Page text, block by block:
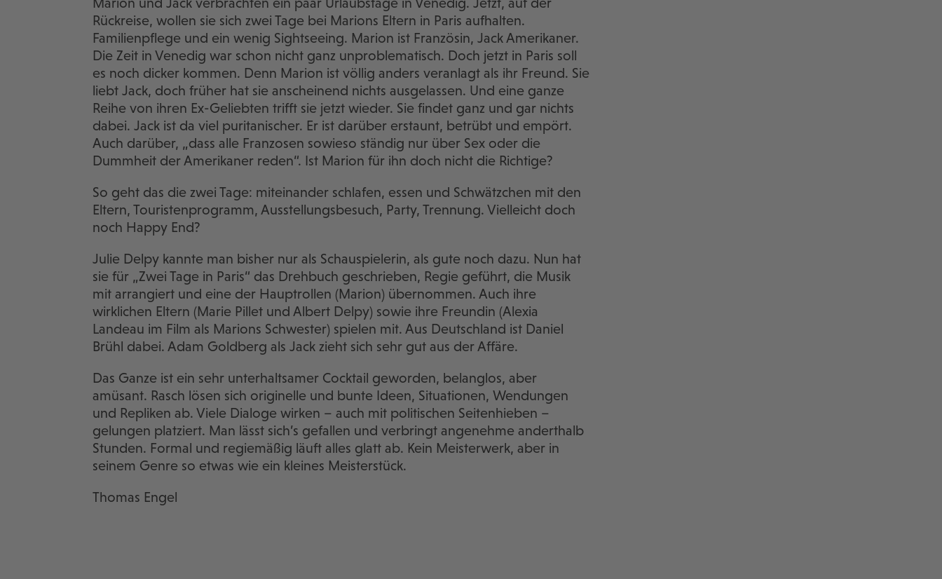
Rückreise, wollen sie sich zwei Tage bei Marions Eltern in Paris aufhalten.
Familienpflege und ein wenig Sightseeing. Marion ist Französin, Jack Amerikaner.
Die Zeit in Venedig war schon nicht ganz unproblematisch. Doch jetzt in Paris soll
es noch dicker kommen. Denn Marion ist völlig anders veranlagt als ihr Freund. Sie
liebt Jack, doch früher hat sie anscheinend nichts ausgelassen. Und eine ganze
Reihe von ihren Ex-Geliebten trifft sie jetzt wieder. Sie findet ganz und gar nichts
dabei. Jack ist da viel puritanischer. Er ist darüber erstaunt, betrübt und empört.
Auch darüber, „dass alle Franzosen sowieso ständig nur über Sex oder die
Dummheit der Amerikaner reden“. Ist Marion für ihn doch nicht die Richtige?
So geht das die zwei Tage: miteinander schlafen, essen und Schwätzchen mit den
Eltern, Touristenprogramm, Ausstellungsbesuch, Party, Trennung. Vielleicht doch
noch Happy End?
Julie Delpy kannte man bisher nur als Schauspielerin, als gute noch dazu. Nun hat
sie für „Zwei Tage in Paris“ das Drehbuch geschrieben, Regie geführt, die Musik
mit arrangiert und eine der Hauptrollen (Marion) übernommen. Auch ihre
wirklichen Eltern (Marie Pillet und Albert Delpy) sowie ihre Freundin (Alexia
Landeau im Film als Marions Schwester) spielen mit. Aus Deutschland ist Daniel
Brühl dabei. Adam Goldberg als Jack zieht sich sehr gut aus der Affäre.
Das Ganze ist ein sehr unterhaltsamer Cocktail geworden, belanglos, aber
amüsant. Rasch lösen sich originelle und bunte Ideen, Situationen, Wendungen
und Repliken ab. Viele Dialoge wirken – auch mit politischen Seitenhieben –
gelungen platziert. Man lässt sich’s gefallen und verbringt angenehme anderthalb
Stunden. Formal und regiemäßig läuft alles glatt ab. Kein Meisterwerk, aber in
seinem Genre so etwas wie ein kleines Meisterstück.
Thomas Engel